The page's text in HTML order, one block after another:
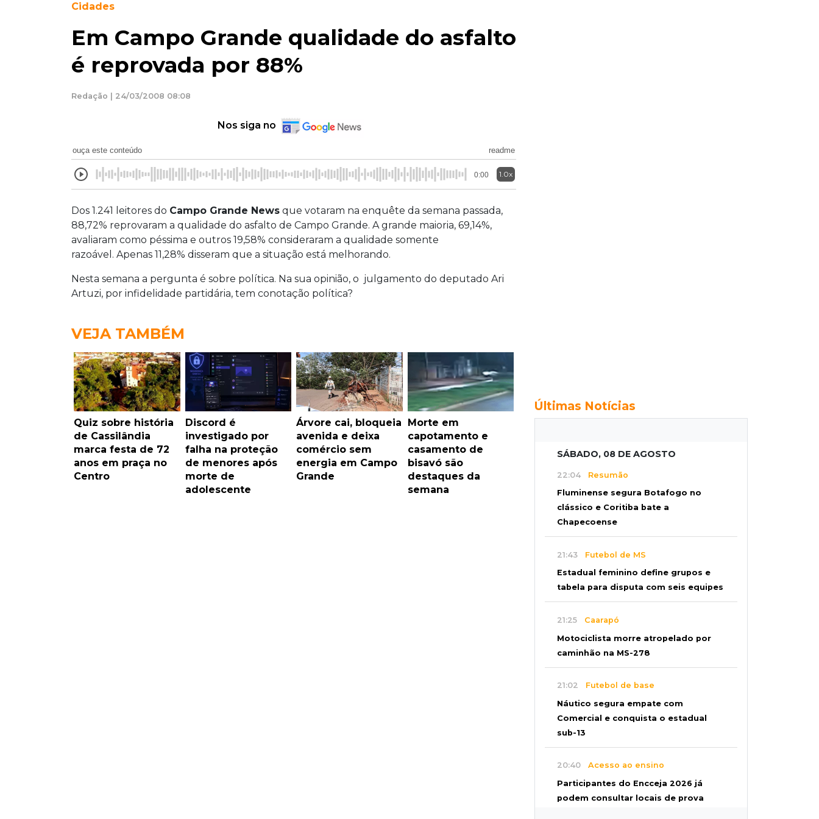
Cidades
Em Campo Grande qualidade do asfalto
é reprovada por 88%
Redação | 24/03/2008 08:08
Nos siga no
ouça este conteúdo readme
0:00 1.0x
Dos 1.241 leitores do Campo Grande News que votaram na enquête da semana passada,
88,72% reprovaram a qualidade do asfalto de Campo Grande. A grande maioria, 69,14%,
avaliaram como péssima e outros 19,58% consideraram a qualidade somente
razoável. Apenas 11,28% disseram que a situação está melhorando.
Nesta semana a pergunta é sobre política. Na sua opinião, o julgamento do deputado Ari
Artuzi, por infidelidade partidária, tem conotação política?
VEJA TAMBÉM
Quiz sobre história
de Cassilândia
marca festa de 72
anos em praça no
Centro
Discord é
investigado por
falha na proteção
de menores após
morte de
adolescente
Árvore cai, bloqueia
avenida e deixa
comércio sem
energia em Campo
Grande
Morte em
capotamento e
casamento de
bisavó são
destaques da
semana
Últimas Notícias
SÁBADO, 08 DE AGOSTO
22:04 Resumão
Fluminense segura Botafogo no
clássico e Coritiba bate a
Chapecoense
21:43 Futebol de MS
Estadual feminino define grupos e
tabela para disputa com seis equipes
21:25 Caarapó
Motociclista morre atropelado por
caminhão na MS-278
21:02 Futebol de base
Náutico segura empate com
Comercial e conquista o estadual
sub-13
20:40 Acesso ao ensino
Participantes do Encceja 2026 já
podem consultar locais de prova